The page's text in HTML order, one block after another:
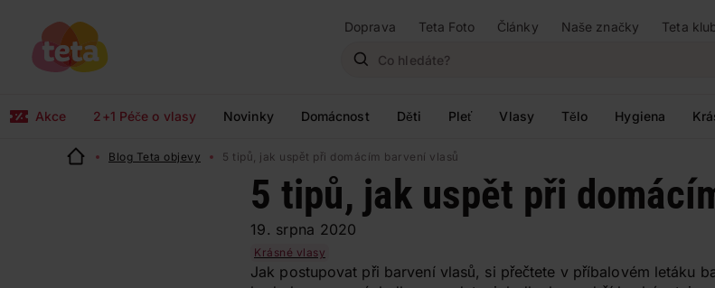
Doprava Teta Foto Články Naše značky Teta
Akce 2+1 Péče o vlasy Novinky Domácnost Děti Pleť Vlasy Tělo Hygiena
Blog Teta objevy 5 tipů, jak uspět při domácím barvení vlasů
5 tipů, jak uspět při
19. srpna 2020
Krásné vlasy
Jak postupovat při barvení vlasů, si přečtete v příbalovém letáku